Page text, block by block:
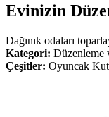
Evinizin
Dağınık odaları
Kategori: Düzenleme
Çeşitler: Oyuncak